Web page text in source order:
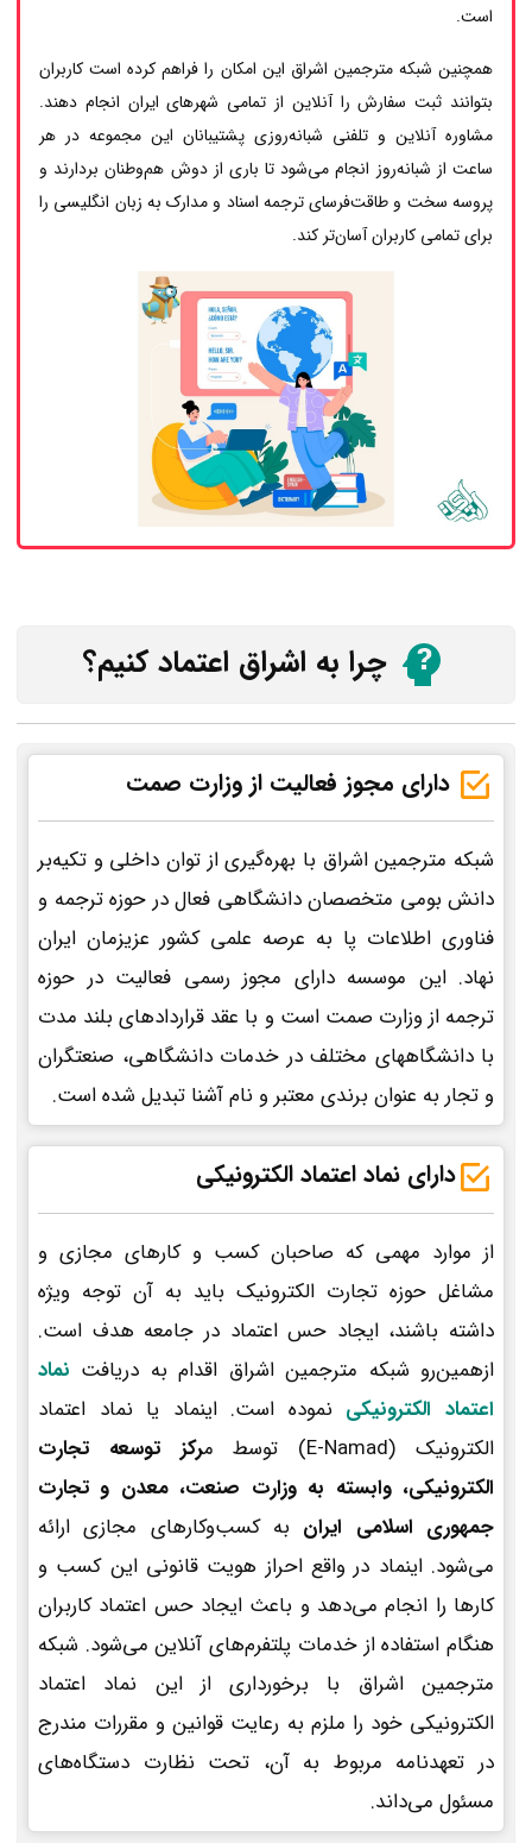
است.
همچنین شبکه مترجمین اشراق این امکان را فراهم کرده است کاربران
بتوانند ثبت سفارش را آنلاین از تمامی شهرهای ایران انجام دهند.
مشاوره آنلاین و تلفنی شبانه‌روزی پشتیبانان این مجموعه در هر
ساعت از شبانه‌روز انجام می‌شود تا باری از دوش هم‌وطنان بردارند و
پروسه سخت و طاقت‌فرسای ترجمه اسناد و مدارک به زبان انگلیسی را
برای تمامی کاربران آسان‌تر کند.
چرا به اشراق اعتماد کنیم؟
دارای مجوز فعالیت از وزارت صمت
شبکه مترجمین اشراق با بهره‌گیری از توان داخلی و تکیه‌بر
دانش بومی متخصصان دانشگاهی فعال در حوزه ترجمه و
فناوری اطلاعات پا به عرصه علمی کشور عزیزمان ایران
نهاد. این موسسه دارای مجوز رسمی فعالیت در حوزه
ترجمه از وزارت صمت است و با عقد قراردادهای بلند مدت
با دانشگاههای مختلف در خدمات دانشگاهی، صنعتگران
و تجار به عنوان برندی معتبر و نام آشنا تبدیل شده است.
دارای نماد اعتماد الکترونیکی
از موارد مهمی که صاحبان کسب و کارهای مجازی و
مشاغل حوزه تجارت الکترونیک باید به آن توجه ویژه
داشته باشند، ایجاد حس اعتماد در جامعه هدف است.
ازهمین‌رو شبکه مترجمین اشراق اقدام به دریافت نماد
اعتماد الکترونیکی نموده است. اینماد یا نماد اعتماد
الکترونیک (E-Namad) توسط م
رکز توسعه تجارت
الکترونیکی، وابسته به وزارت صنعت، معدن و تجارت
جمهوری اسلامی ایران به کسب‌وکارهای مجازی ارائه
می‌شود. اینماد در واقع احراز هویت قانونی این کسب و
کارها را انجام می‌دهد و باعث ایجاد حس اعتماد کاربران
هنگام استفاده از خدمات پلتفرم‌های آنلاین می‌شود. شبکه
مترجمین اشراق با برخورداری از این نماد اعتماد
الکترونیکی خود را ملزم به رعایت قوانین و مقررات مندرج
در تعهدنامه مربوط به آن، تحت نظارت دستگاه‌های
مسئول می‌داند.